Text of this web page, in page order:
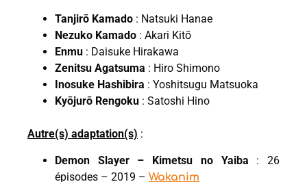
Tanjirō Kamado : Natsuki Hanae
Nezuko Kamado : Akari Kitō
Enmu : Daisuke Hirakawa
Zenitsu Agatsuma : Hiro Shimono
Inosuke Hashibira : Yoshitsugu Matsuoka
Kyōjurō Rengoku : Satoshi Hino
Autre(s) adaptation(s) :
Demon Slayer – Kimetsu no Yaiba : 26
épisodes – 2019 – Wakanim